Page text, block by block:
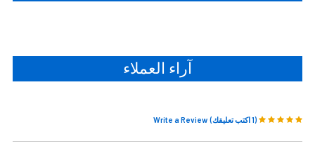
آراء العملاء
(1 اكتب تعليقك) Write a Review